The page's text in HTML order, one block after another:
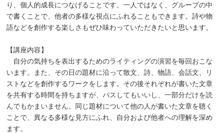
り、個人的成長につなげることです。一人ではなく、グループの中
で書くことで、他者の多様な視点にふれることもできます。詩や物
語などを創作する楽しさもぜひ味わっていただきたいと思います。
【講座内容】
自分の気持ちを表出するためのライティングの演習を毎回おこな
います。また、その日の題材に沿って散文、詩、物語、会話文、リ
ストなどを創作するワークをします。その後それぞれが書いた文章
を共有する時間を持ちますが、パスしてもいいし、一部分だけを読
んでもかまいません。同じ題材について他の人が書いた文章を聴く
ことで、異なる多様な見方にふれ、自分および他者への理解を深め
ます。